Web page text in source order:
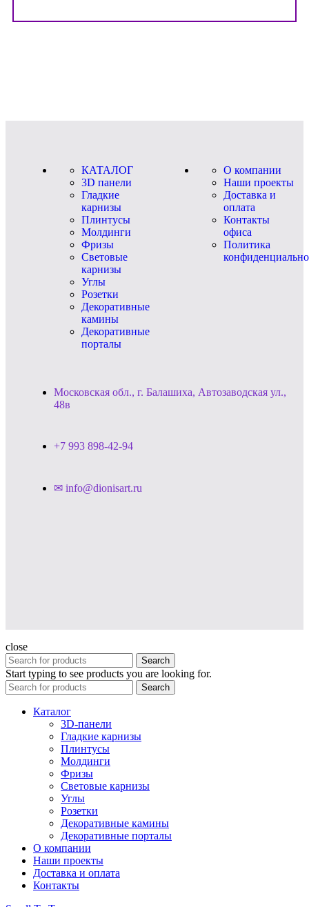
КАТАЛОГ
3D панели
Гладкие
карнизы
Плинтусы
Молдинги
Фризы
Световые
карнизы
Углы
Розетки
Декоративные
камины
Декоративные
порталы
О компании
Наши проекты
Доставка и
оплата
Контакты
офиса
Политика
Московская обл., г. Балашиха, Автозаводская ул.,
48в
+7 993 898-42-94
✉ info@dionisart.ru
close
Search
Start typing to see products you are looking for.
Search
Каталог
3D-панели
Гладкие карнизы
Плинтусы
Молдинги
Фризы
Световые карнизы
Углы
Розетки
Декоративные камины
Декоративные порталы
О компании
Наши проекты
Доставка и оплата
Контакты